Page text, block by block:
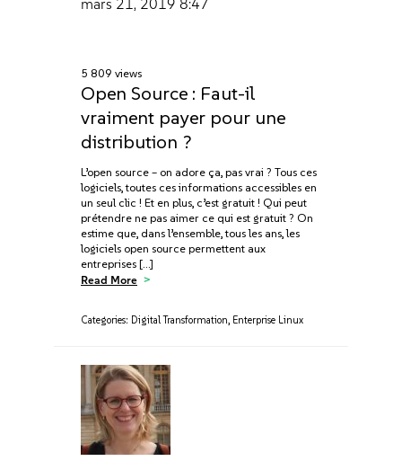
mars 21, 2019 8:47
5 809 views
Open Source : Faut-il
vraiment payer pour une
distribution ?
L’open source – on adore ça, pas vrai ? Tous ces
logiciels, toutes ces informations accessibles en
un seul clic ! Et en plus, c’est gratuit ! Qui peut
prétendre ne pas aimer ce qui est gratuit ? On
estime que, dans l’ensemble, tous les ans, les
logiciels open source permettent aux
entreprises […]
Read More
Categories: Digital Transformation, Enterprise Linux